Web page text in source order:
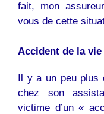
fait, mon
vous de cette
Accident de la
Il y a un peu plus
chez son
victime d’un «